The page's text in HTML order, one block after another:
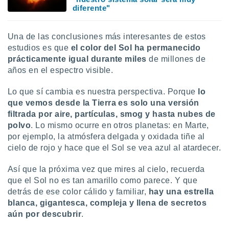
diferente"
Una de las conclusiones más interesantes de estos
estudios es que el color del Sol ha permanecido
prácticamente igual durante miles de millones de
años en el espectro visible.
Lo que sí cambia es nuestra perspectiva. Porque lo
que vemos desde la Tierra es solo una versión
filtrada por aire, partículas, smog y hasta nubes de
polvo. Lo mismo ocurre en otros planetas: en Marte,
por ejemplo, la atmósfera delgada y oxidada tiñe al
cielo de rojo y hace que el Sol se vea azul al atardecer.
Así que la próxima vez que mires al cielo, recuerda
que el Sol no es tan amarillo como parece. Y que
detrás de ese color cálido y familiar, hay una estrella
blanca, gigantesca, compleja y llena de secretos
aún por descubrir.